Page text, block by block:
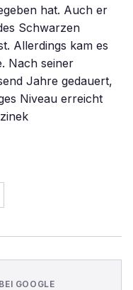
hat. Auch er
Schwarzen
Allerdings kam es
Nach seiner
Jahre gedauert,
Niveau erreicht
GOOGLE